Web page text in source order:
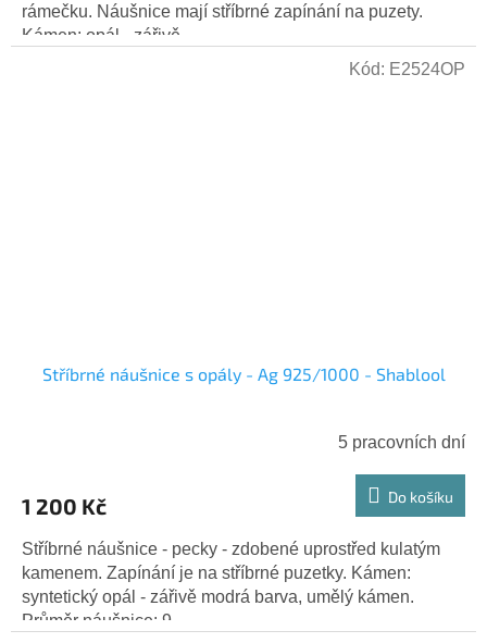
rámečku. Náušnice mají stříbrné zapínání na puzety.
Kámen: opál - zářivě...
Stříbrné náušnice s opály - Ag 925/1000 - Shablool
5 pracovních dní
1 200 Kč Do košíku
Stříbrné náušnice - pecky - zdobené uprostřed kulatým
kamenem. Zapínání je na stříbrné puzetky. Kámen:
syntetický opál - zářivě modrá barva, umělý kámen.
Průměr náušnice: 9...
Kód: E2524OP